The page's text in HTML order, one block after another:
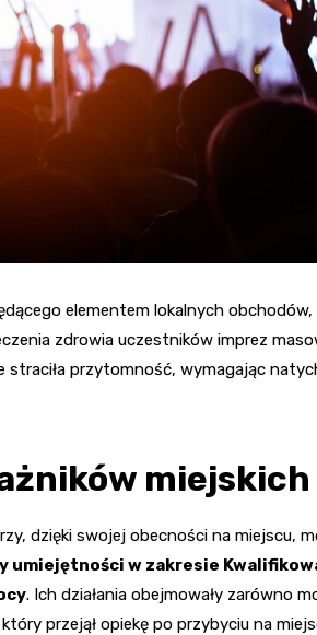
elementem lokalnych obchodów,
zdrowia uczestników imprez
straciła przytomność, wymagając
miejskich
dzięki swojej obecności na miejscu,
umiejętności w zakresie
. Ich działania obejmowały zarówno
przejął opiekę po przybyciu na